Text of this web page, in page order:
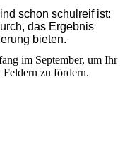
schon schulreif ist:
das Ergebnis
bieten.
im September, um Ihr
zu fördern.